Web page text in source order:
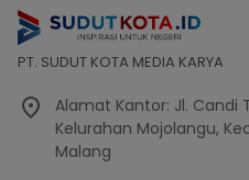
PT. SUDUT KOTA MEDIA KARYA
Alamat Kantor: Jl. Candi
Kelurahan Mojolangu,
Malang